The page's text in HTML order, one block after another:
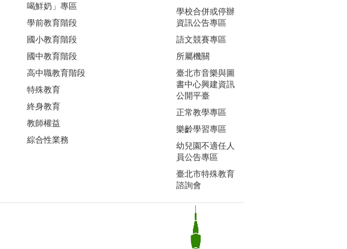
喝鮮奶」專區
學前教育階段
國小教育階段
國中教育階段
高中職教育階段
特殊教育
終身教育
教師權益
綜合性業務
學校合併或停辦
資訊公告專區
語文競賽專區
所屬機關
臺北市音樂與圖
書中心興建資訊
公開平臺
正常教學專區
樂齡學習專區
幼兒園不適任人
員公告專區
臺北市特殊教育
諮詢會